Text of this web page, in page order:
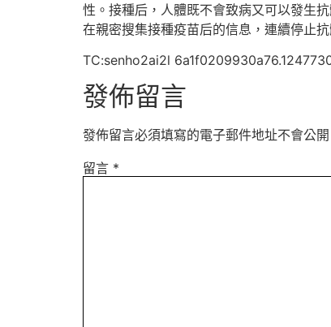
性。接種后，人體既不會致病又可以發生
在親密搜集接種疫苗后的信息，連續停止抗
TC:senho2ai2l
發佈留言
發佈留言必須填寫的電子郵件地址不會公開
留言 *